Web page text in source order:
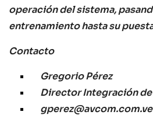
operación del sistema,
entrenamiento hasta su
Contacto
Gregorio Pérez
Director Integración de
gperez@avcom.com.ve